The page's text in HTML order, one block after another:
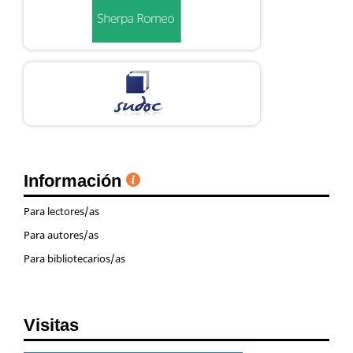
Información
Para lectores/as
Para autores/as
Para bibliotecarios/as
Visitas